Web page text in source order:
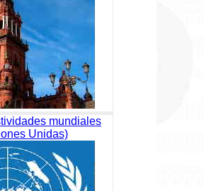
mundiales
Unidas)